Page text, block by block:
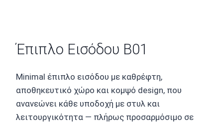
Έπιπλο Εισόδου B01
Minimal έπιπλο εισόδου με καθρέφτη,
αποθηκευτικό χώρο και κομψό design, που
ανανεώνει κάθε υποδοχή με στυλ και
λειτουργικότητα — πλήρως προσαρμόσιμο σε